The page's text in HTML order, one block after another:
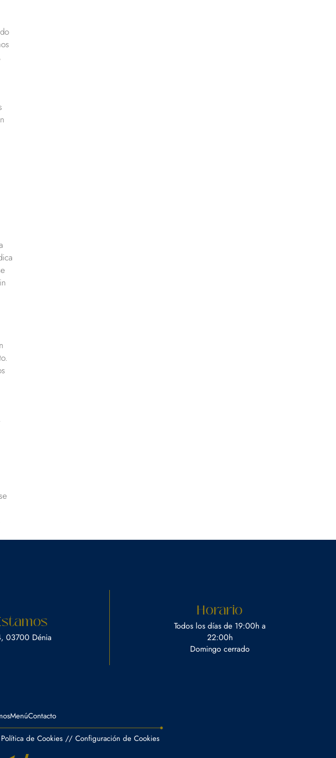
03700 Dénia
Horario
Todos los días de 19:00h a
22:00h
Domingo cerrado
MenúContacto
Política de Cookies // Configuración de Cookies